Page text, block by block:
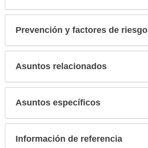
Prevención y factores de riesgo
Asuntos relacionados
Asuntos específicos
Información de referencia